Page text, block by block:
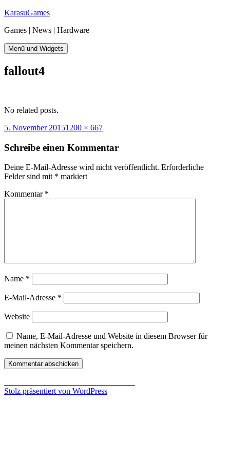
Zum
springen
KarasuGames
Games | News | Hardware
Menü und Widgets
fallout4
No related posts.
Veröffentlicht
5. November 2015Originalgröße
1200 × 667
Schreibe einen Kommentar
Deine E-Mail-Adresse wird nicht veröffentlicht. Erforderliche
Felder sind mit * markiert
Kommentar *
Name *
E-Mail-Adresse *
Website
Name, E-Mail-Adresse und Website in diesem Browser für
meinen nächsten Kommentar speichern.
Beitragsnavigation
Stolz präsentiert von WordPress